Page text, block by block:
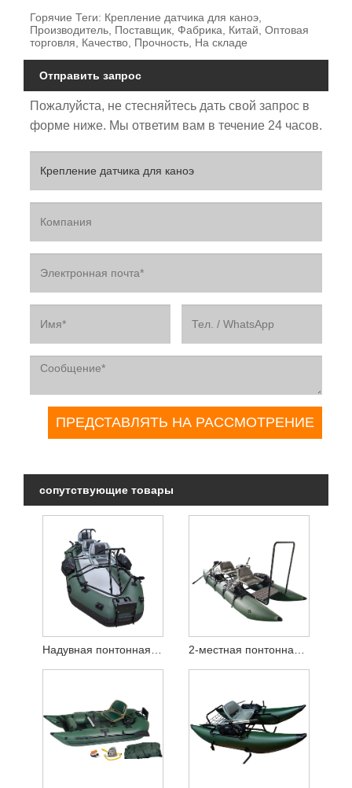
Горячие Теги: Крепление датчика для каноэ,
Производитель, Поставщик, Фабрика, Китай, Оптовая
торговля, Качество, Прочность, На складе
Отправить запрос
Пожалуйста, не стесняйтесь дать свой запрос в
форме ниже. Мы ответим вам в течение 24 часов.
сопутствующие товары
Надувная понтонная лодка на 3 человека 2-местная понтонная лодка